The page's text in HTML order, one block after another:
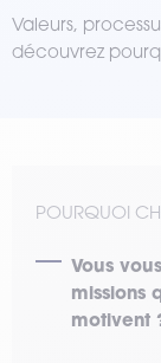
Valeurs,
découvrez
POURQUOI
Vous
missions
motivent